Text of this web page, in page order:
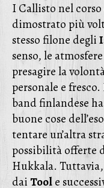
I Callisto nel
dimostrato più
stesso filone degli
senso, le
presagire la
personale e
band finlandese
buone cose
tentare un’altra
possibilità offerte
Hukkala.
dai Toole